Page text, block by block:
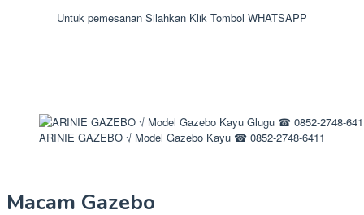
Untuk pemesanan Silahkan Klik Tombol WHATSAPP
ARINIE GAZEBO √ Model Gazebo Kayu ☎ 0852-2748-6411
Macam Gazebo